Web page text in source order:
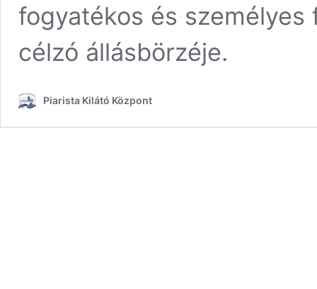
fogyatékos és
célzó állásbörzéje.
Piarista Kilátó Központ